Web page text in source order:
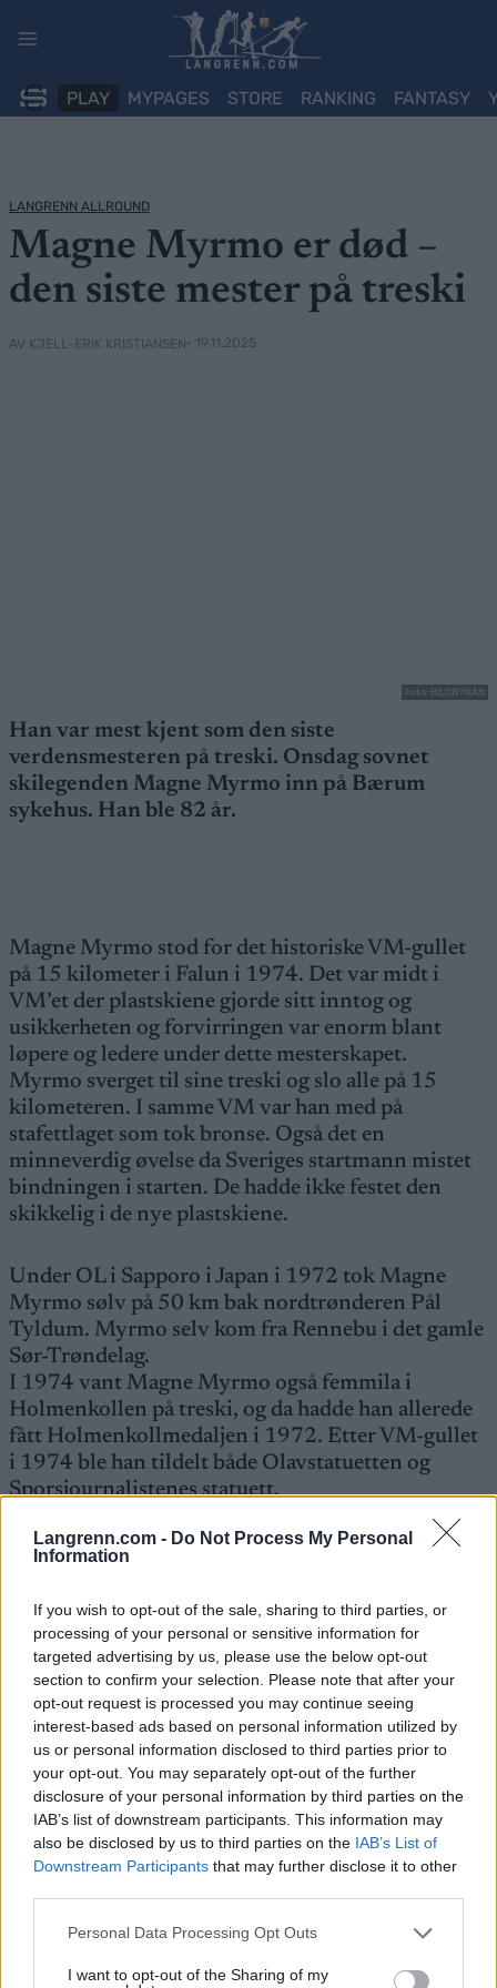
Langrenn.com - Do Not Process My Personal
Information
If you wish to opt-out of the sale, sharing to third parties, or
processing of your personal or sensitive information for
targeted advertising by us, please use the below opt-out
section to confirm your selection. Please note that after your
opt-out request is processed you may continue seeing
interest-based ads based on personal information utilized by
us or personal information disclosed to third parties prior to
your opt-out. You may separately opt-out of the further
disclosure of your personal information by third parties on the
IAB’s list of downstream participants. This information may
also be disclosed by us to third parties on the IAB’s List of
Downstream Participants that may further disclose it to other
Please note that this website/app uses one or more Google
not limited to your visit or usage behaviour. You may click to
Personal Data Processing Opt Outs
I want to opt-out of the Sharing of my
PLAY MYPAGES STORE RANKING FANTASY
LANGRENN ALLROUND
Magne Myrmo er død –
den siste mester på treski
AV KJELL-ERIK KRISTIANSEN• 19.11.2025
Foto: BILDBYRÅN
Han var mest kjent som den siste
verdensmesteren på treski. Onsdag sovnet
skilegenden Magne Myrmo inn på Bærum
sykehus. Han ble 82 år.
Magne Myrmo stod for det historiske VM-gullet
på 15 kilometer i Falun i 1974. Det var midt i
VM’et der plastskiene gjorde sitt inntog og
usikkerheten og forvirringen var enorm blant
løpere og ledere under dette mesterskapet.
Myrmo sverget til sine treski og slo alle på 15
kilometeren. I samme VM var han med på
stafettlaget som tok bronse. Også det en
minneverdig øvelse da Sveriges startmann mistet
bindningen i starten. De hadde ikke festet den
skikkelig i de nye plastskiene.
Under OL i Sapporo i Japan i 1972 tok Magne
Myrmo sølv på 50 km bak nordtrønderen Pål
Tyldum. Myrmo selv kom fra Rennebu i det gamle
Sør-Trøndelag.
I 1974 vant Magne Myrmo også femmila i
Holmenkollen på treski, og da hadde han allerede
fått Holmenkollmedaljen i 1972. Etter VM-gullet
i 1974 ble han tildelt både Olavstatuetten og
Sporsjournalistenes statuett.
Magne Myrmo var en kjent skikkelse i skimiljøet
blant annet det norske damelandslaget mellom
1978 og 1980. Og han var i mange år en viktig
brikke i smøreteamet til det norske landslaget. På
slutten av sin karriere i skimiljøet var han også
smører for Estland.
I 2021 fortalte Magne Myrmo at han led av
Alzheimers sykdom. Han døde altså onsdag, 82 år
gammel og sørges fremst av kona Mona Lill
Myrmo. I sin karriere representerte han Rennebu
IL.
Dermed har to store norske langrennsløpere gått
bort på kort tid. Odd Martinsen døde den
25.oktober.